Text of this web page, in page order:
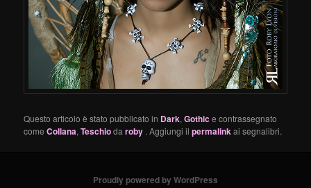
Questo articolo è stato pubblicato in Dark,Gothice contrassegnato
comeCollana,Teschiodaroby . Aggiungi ilpermalink ai segnalibri.
Proudly powered by WordPress